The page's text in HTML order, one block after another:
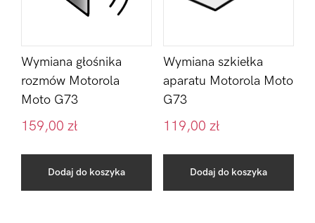
Wymiana głośnika
rozmów Motorola
Moto G73
159,00 zł
Dodaj do koszyka
Wymiana szkiełka
aparatu Motorola Moto
G73
119,00 zł
Dodaj do koszyka